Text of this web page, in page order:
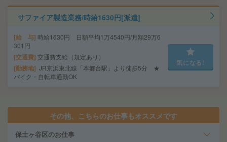
サファイア製造業務/時給1630円[派遣]
給 与 時給1630円 日額平均1万4540円/月額29万6
301円
交通費 交通費支給（規定あり）
勤務地 JR京浜東北線「本郷台駅」より徒歩5分 ★
バイク・自転車通勤OK
気になる!
その他、こちらのお仕事もオススメです
保土ヶ谷区のお仕事